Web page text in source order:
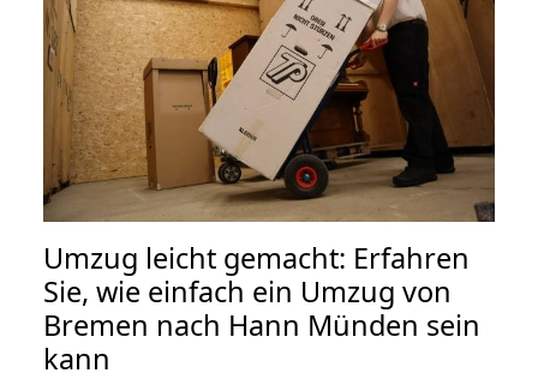
Umzug leicht gemacht: Erfahren
Sie, wie einfach ein Umzug von
Bremen nach Hann Münden sein
kann